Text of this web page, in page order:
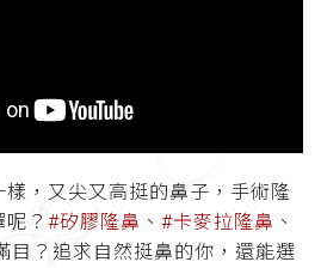
，又尖又高挺的鼻子，手術隆
？ #矽膠隆鼻 、 #卡麥拉隆鼻 、
目？追求自然挺鼻的你，還能選